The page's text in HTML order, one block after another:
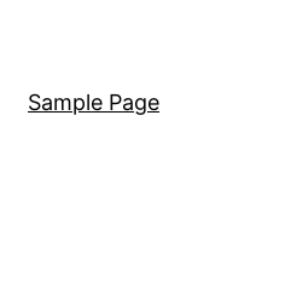
Sample Page